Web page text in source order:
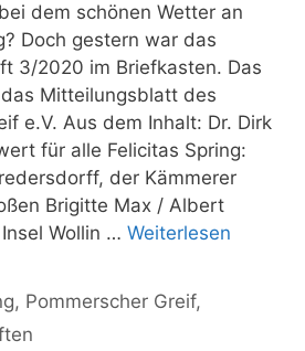
dem schönen Wetter an
Doch gestern war das
3/2020 im Briefkasten. Das
Mitteilungsblatt des
e.V. Aus dem Inhalt: Dr. Dirk
für alle Felicitas Spring:
der Kämmerer
Brigitte Max / Albert
Wollin … Weiterlesen
, Pommerscher Greif,